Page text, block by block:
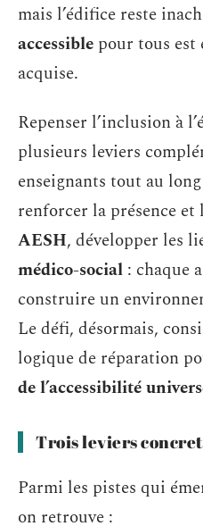
mais l’édifice reste
accessible pour tous est
acquise.
Repenser l’inclusion à
plusieurs leviers
enseignants tout au
renforcer la présence
AESH, développer les
médico-social : chaque
construire un
Le défi, désormais,
logique de réparation
de l’accessibilité
Trois leviers
Parmi les pistes qui
on retrouve :